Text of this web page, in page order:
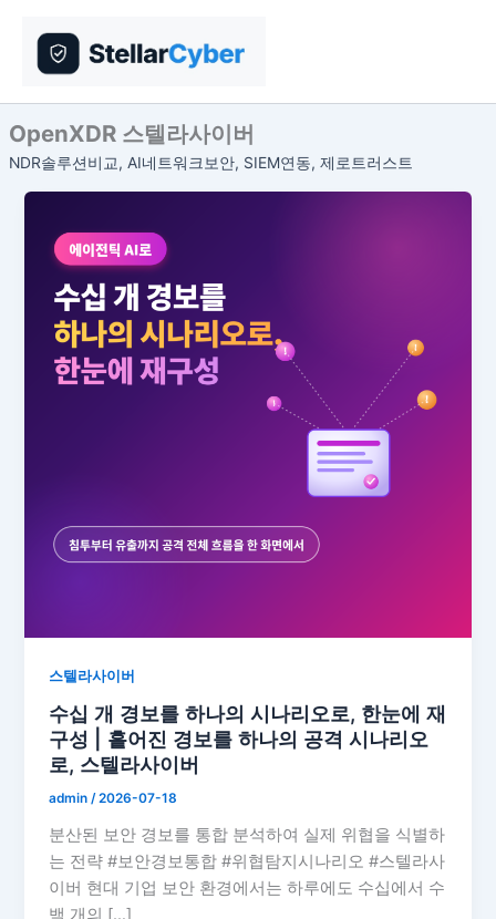
너
뛰
OpenXDR 스텔라사이버
NDR솔루션비교, AI네트워크보안, SIEM연동, 제로트러스트
스텔라사이버
수십 개 경보를 하나의 시나리오로, 한눈에 재
구성 | 흩어진 경보를 하나의 공격 시나리오
로, 스텔라사이버
admin/2026-07-18
분산된 보안 경보를 통합 분석하여 실제 위협을 식별하
는 전략 #보안경보통합 #위협탐지시나리오 #스텔라사
이버 현대 기업 보안 환경에서는 하루에도 수십에서 수
백 개의 […]